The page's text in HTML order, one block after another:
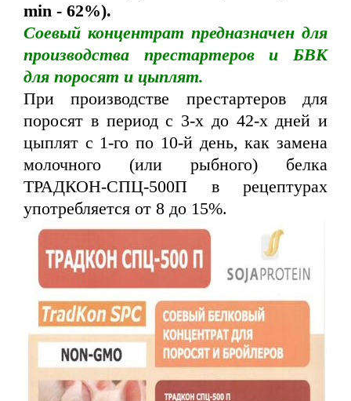
min - 62%).
Соевый концентрат предназначен для
производства престартеров и БВК
для поросят и цыплят.
При производстве престартеров для
поросят в период с 3-х до 42-х дней и
цыплят с 1-го по 10-й день, как замена
молочного (или рыбного) белка
ТРАДКОН-СПЦ-500П в рецептурах
употребляется от 8 до 15%.